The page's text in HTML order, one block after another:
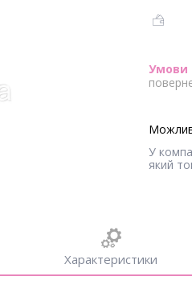
У
який
Характеристики